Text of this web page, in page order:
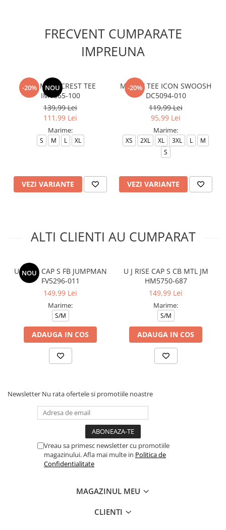
FRECVENT CUMPARATE
IMPREUNA
-20% NOU
PSG M NK CREST TEE
IM1665-100
139,99 Lei
111,99 Lei
Marime:
S M L XL
VEZI VARIANTE
-20%
M NSW TEE ICON SWOOSH
DC5094-010
119,99 Lei
95,99 Lei
Marime:
XS 2XL XL 3XL L
M
S
VEZI VARIANTE
ALTI CLIENTI AU CUMPARAT
NOU
U J PRO CAP S FB JUMPMAN
FV5296-011
149,99 Lei
Marime:
S/M
ADAUGA IN COS
U J RISE CAP S CB MTL JM
HM5750-687
149,99 Lei
Marime:
S/M
ADAUGA IN COS
Newsletter Nu rata ofertele si promotiile noastre
Vreau sa primesc newsletter cu promotiile
magazinului. Afla mai multe in Politica de
Confidentialitate
MAGAZINUL MEU
CLIENTI